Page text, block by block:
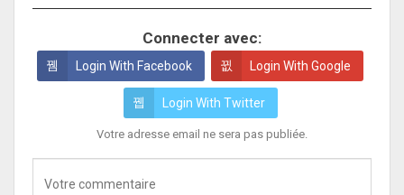
Connecter avec:
Login With Facebook Login With Google
Login With Twitter
Votre adresse email ne sera pas publiée.